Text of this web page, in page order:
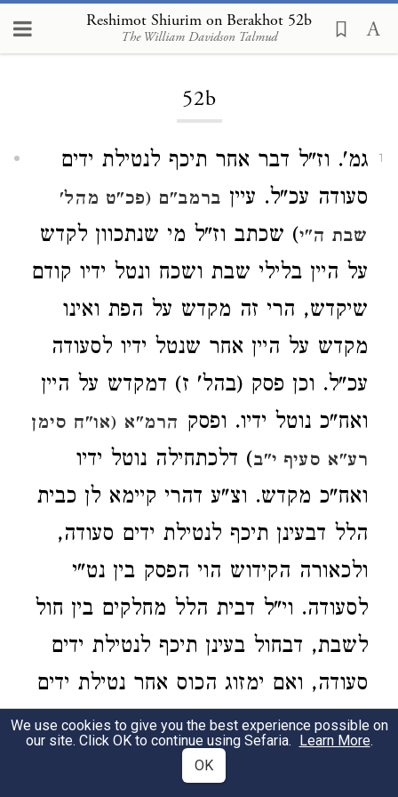
Reshimot Shiurim on Berakhot 52b
The William Davidson Talmud
Loading...
52b
1
גמ'. וז"ל דבר אחר תיכף לנטילת ידים
סעודה עכ"ל. עיין ברמב"ם (פכ"ט מהל'
שבת ה"י) שכתב וז"ל מי שנתכוון לקדש
על היין בלילי שבת ושכח ונטל ידיו קודם
שיקדש, הרי זה מקדש על הפת ואינו
מקדש על היין אחר שנטל ידיו לסעודה
עכ"ל. וכן פסק (בהל' ז) דמקדש על היין
ואח"כ נוטל ידיו. ופסק הרמ"א (או"ח סימן
רע"א סעיף י"ב) דלכתחילה נוטל ידיו
ואח"כ מקדש. וצ"ע דהרי קיימא לן כבית
הלל דבעינן תיכף לנטילת ידים סעודה,
ולכאורה הקידוש הוי הפסק בין נט"י
לסעודה. וי"ל דבית הלל מחלקים בין חול
לשבת, דבחול בעינן תיכף לנטילת ידים
סעודה, ואם ימזוג הכוס אחר נטילת ידים
הוי הפסק, דאין מזיגת הכוס חלק
מהסעודה. משא"כ בשבת דקידוש על
We use cookies to give you the best experience possible on
our site. Click OK to continue using Sefaria. Learn More.
OK